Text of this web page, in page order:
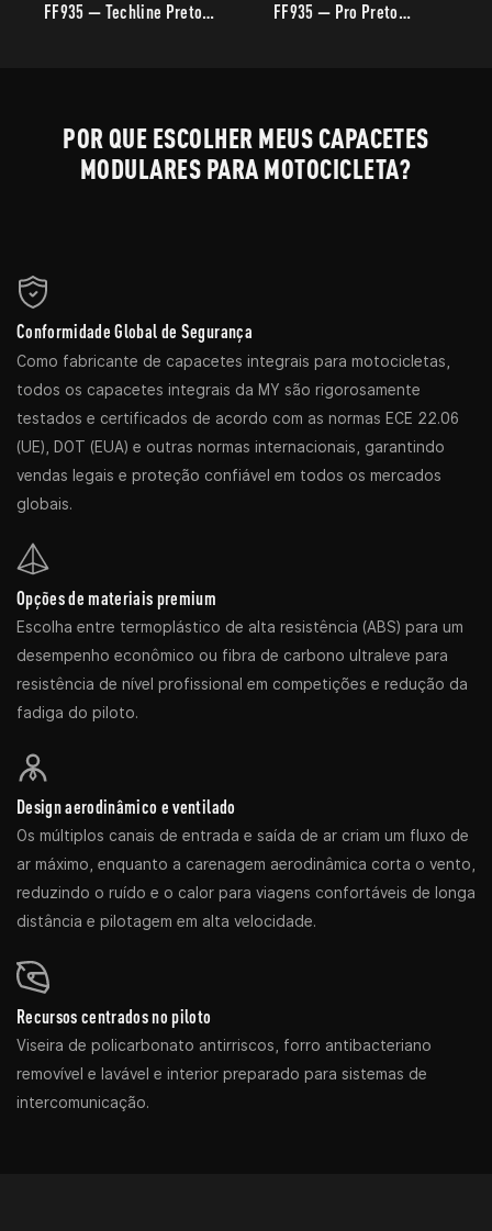
FF935 — Techline Preto
FF935 — Pro Preto
POR QUE ESCOLHER MEUS CAPACETES
MODULARES PARA MOTOCICLETA?
Conformidade Global de Segurança
Como fabricante de capacetes integrais para motocicletas,
todos os capacetes integrais da MY são rigorosamente
testados e certificados de acordo com as normas ECE 22.06
(UE), DOT (EUA) e outras normas internacionais, garantindo
vendas legais e proteção confiável em todos os mercados
globais.
Opções de materiais premium
Escolha entre termoplástico de alta resistência (ABS) para um
desempenho econômico ou fibra de carbono ultraleve para
resistência de nível profissional em competições e redução da
fadiga do piloto.
Design aerodinâmico e ventilado
Os múltiplos canais de entrada e saída de ar criam um fluxo de
ar máximo, enquanto a carenagem aerodinâmica corta o vento,
reduzindo o ruído e o calor para viagens confortáveis ​​de longa
distância e pilotagem em alta velocidade.
Recursos centrados no piloto
Viseira de policarbonato antirriscos, forro antibacteriano
removível e lavável e interior preparado para sistemas de
intercomunicação.